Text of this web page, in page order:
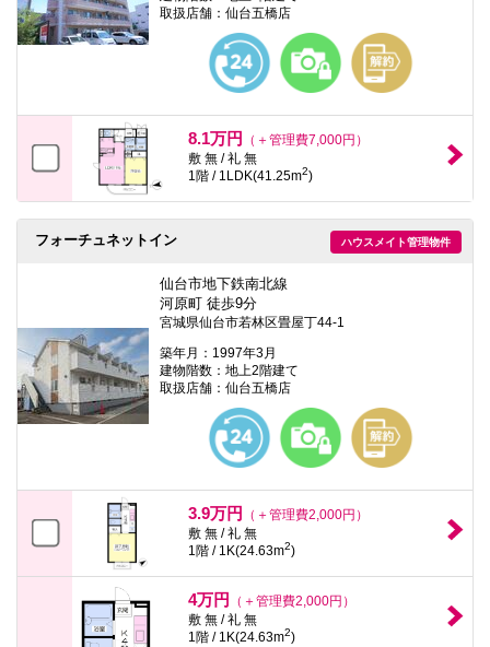
取扱店舗：仙台五橋店
8.1万円
（＋管理費7,000円）
敷 無 / 礼 無
1階 / 1LDK(41.25m2)
ハウスメイト管理物件
フォーチュネットイン
仙台市地下鉄南北線
河原町 徒歩9分
宮城県仙台市若林区畳屋丁44-1
築年月：1997年3月
建物階数：地上2階建て
取扱店舗：仙台五橋店
3.9万円
（＋管理費2,000円）
敷 無 / 礼 無
1階 / 1K(24.63m2)
4万円
（＋管理費2,000円）
敷 無 / 礼 無
1階 / 1K(24.63m2)